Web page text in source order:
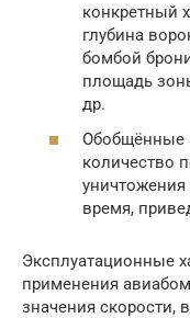
конкретный
глубина
бомбой
площадь
др.
Обобщённые
количество
время,
Эксплуатационные
применения
значения скорости,